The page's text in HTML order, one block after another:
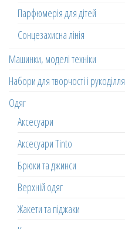
Парфюмерія для дітей
Сонцезахисна лінія
Машинки, моделі техніки
Набори для творчості і рукоділля
Одяг
Аксесуари
Аксесуари Tinto
Брюки та джинси
Верхній одяг
Жакети та піджаки